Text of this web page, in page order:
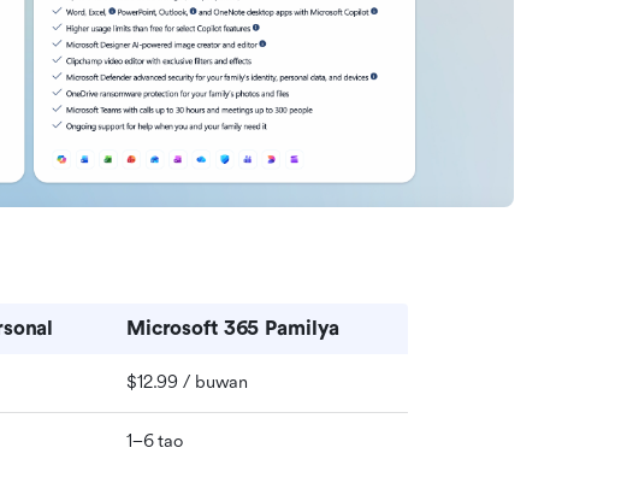
Microsoft 365 Pamilya
$12.99 / buwan
1–6 tao